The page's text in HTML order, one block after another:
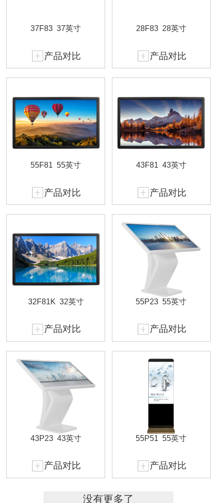
37F83 37英寸
产品对比
28F83 28英寸
产品对比
55F81 55英寸
产品对比
43F81 43英寸
产品对比
32F81K 32英寸
产品对比
55P23 55英寸
产品对比
43P23 43英寸
产品对比
55P51 55英寸
产品对比
没有更多了